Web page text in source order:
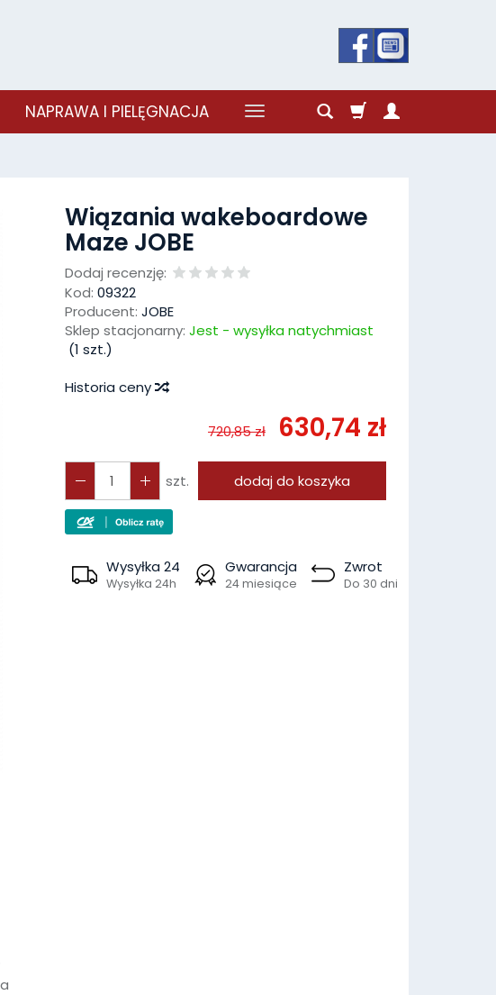
NAPRAWA I PIELĘGNACJA
Wiązania wakeboardowe
Maze JOBE
Dodaj recenzję:
Kod: 09322
Producent: JOBE
Sklep stacjonarny: Jest - wysyłka natychmiast
(1 szt.)
Historia ceny
720,85 zł 630,74 zł
szt. dodaj do koszyka
Wysyłka 24
Wysyłka 24h
Gwarancja
24 miesiące
Zwrot
Do 30 dni